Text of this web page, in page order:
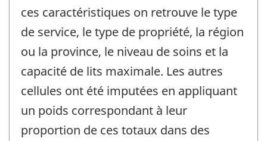
ces caractéristiques on retrouve le type
de service, le type de propriété, la région
ou la province, le niveau de soins et la
capacité de lits maximale. Les autres
cellules ont été imputées en appliquant
un poids correspondant à leur
proportion de ces totaux dans des